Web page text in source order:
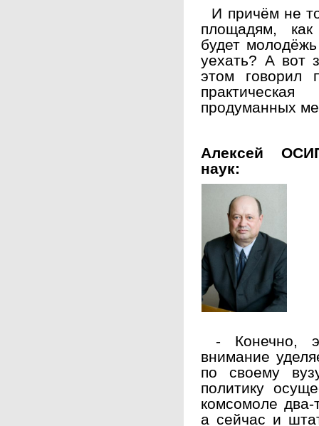
И причём не
площадям,
будет
уехать? А вот
этом говорил
продуманных
Алексей
наук:
- Конечно,
внимание
по своему
политику
комсомоле два-
а сейчас и